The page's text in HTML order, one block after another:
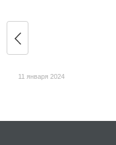
11 января 2024